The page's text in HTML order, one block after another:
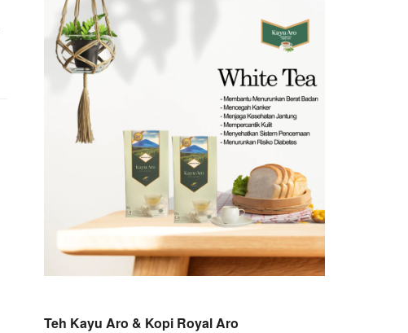
Teh Kayu Aro & Kopi Royal Aro